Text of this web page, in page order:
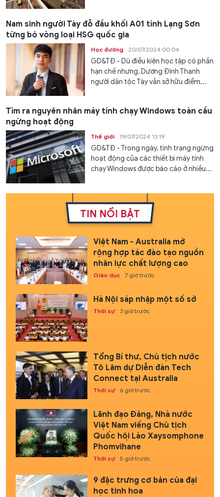
Nam sinh người Tày đỗ đầu khối A01 tỉnh Lạng Sơn
từng bỏ vòng loại HSG quốc gia
Học đường 20/07/2024 00:04
GD&TĐ - Dù điều kiện học tập có phần
hạn chế nhưng, Dương Đình Thanh
người dân tộc Tày vẫn sở hữu điểm...
Tìm ra nguyên nhân máy tính chạy Windows toàn cầu
ngừng hoạt động
Thế giới 19/07/2024 13:19
GD&TĐ - Trong ngày, tình trạng ngừng
hoạt động của các thiết bị máy tính
chạy Windows được báo cáo ở nhiều...
TIN NỔI BẬT
Việt Nam - Australia mở
rộng hợp tác đào tạo nguồn
nhân lực chất lượng cao
Giáo dục 7 giờ trước
Hà Nội sáp nhập một số sở
Thời sự 3 giờ trước
Tổng Bí thư, Chủ tịch nước
Tô Lâm dự Diễn đàn Tech
Connect tại Australia
Thời sự 6 giờ trước
Lãnh đạo Đảng, Nhà nước
Việt Nam viếng Chủ tịch
Quốc hội Lào Xaysomphone
Phomvihane
Thời sự 5 giờ trước
9 đặc trưng cơ bản của đại
học tinh hoa